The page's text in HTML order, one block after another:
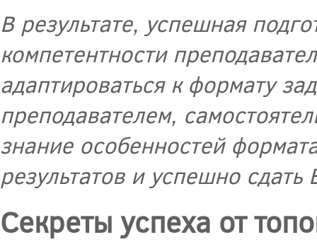
В результате, успешная
компетентности
адаптироваться к формату
преподавателем,
знание особенностей
результатов и успешно
Секреты успеха от